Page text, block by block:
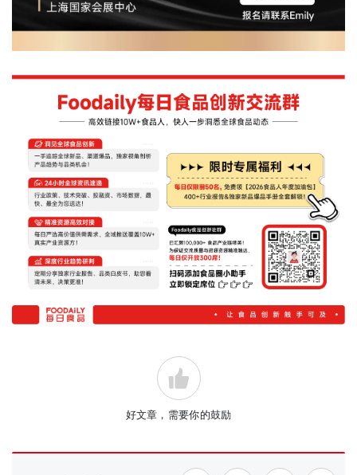
好文章，需要你的鼓励